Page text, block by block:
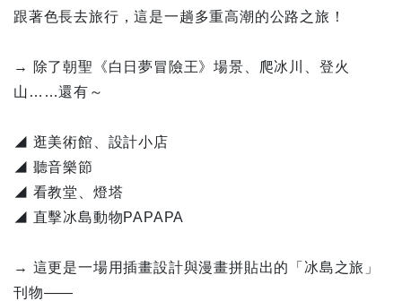
跟著色長去旅行，這是一趟多重高潮的公路之旅！
→ 除了朝聖《白日夢冒險王》場景、爬冰川、登火
山……還有～
◢ 逛美術館、設計小店
◢ 聽音樂節
◢ 看教堂、燈塔
◢ 直擊冰島動物PAPAPA
→ 這更是一場用插畫設計與漫畫拼貼出的「冰島之旅」
刊物——